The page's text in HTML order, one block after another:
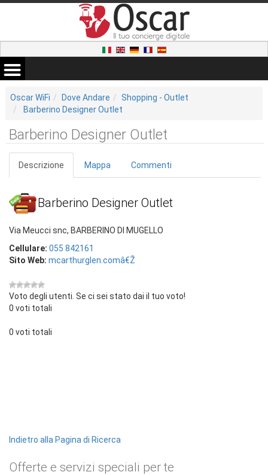
Oscar WiFi Dove Andare
Shopping - Outlet
Barberino Designer Outlet
Barberino Designer Outlet
Descrizione Mappa Commenti
Barberino Designer Outlet
Via Meucci snc, BARBERINO DI MUGELLO
Cellulare: 055 842161
Sito Web: mcarthurglen.comâ€Ž
Voto degli utenti. Se ci sei stato dai il tuo voto!
0 voti totali
0 voti totali
Indietro alla Pagina di Ricerca
Offerte e servizi speciali per te